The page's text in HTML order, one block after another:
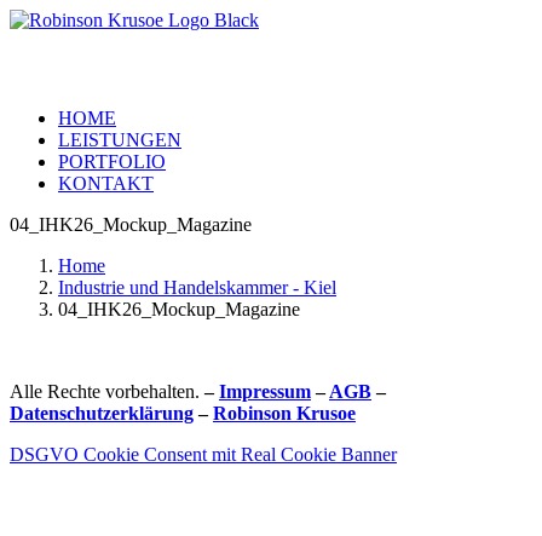
HOME
LEISTUNGEN
PORTFOLIO
KONTAKT
04_IHK26_Mockup_Magazine
Home
Industrie und Handelskammer - Kiel
04_IHK26_Mockup_Magazine
Alle Rechte vorbehalten.– Impressum–AGB–
Datenschutzerklärung–Robinson Krusoe
DSGVO Cookie Consent mit Real Cookie Banner